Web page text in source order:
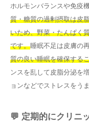
ホルモンバランスや免疫
質・糖質の過剰摂取は皮
いため、野菜・たんぱく
です。睡眠不足は皮膚の
質の良い睡眠を確保する
ンスを乱して皮脂分泌を
ョンなどでストレスをう
💬 定期的にクリニ